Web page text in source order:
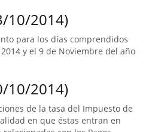
10/2014)
para los días comprendidos
y el 9 de Noviembre del año
10/2014)
de la tasa del Impuesto de
en que éstas entran en